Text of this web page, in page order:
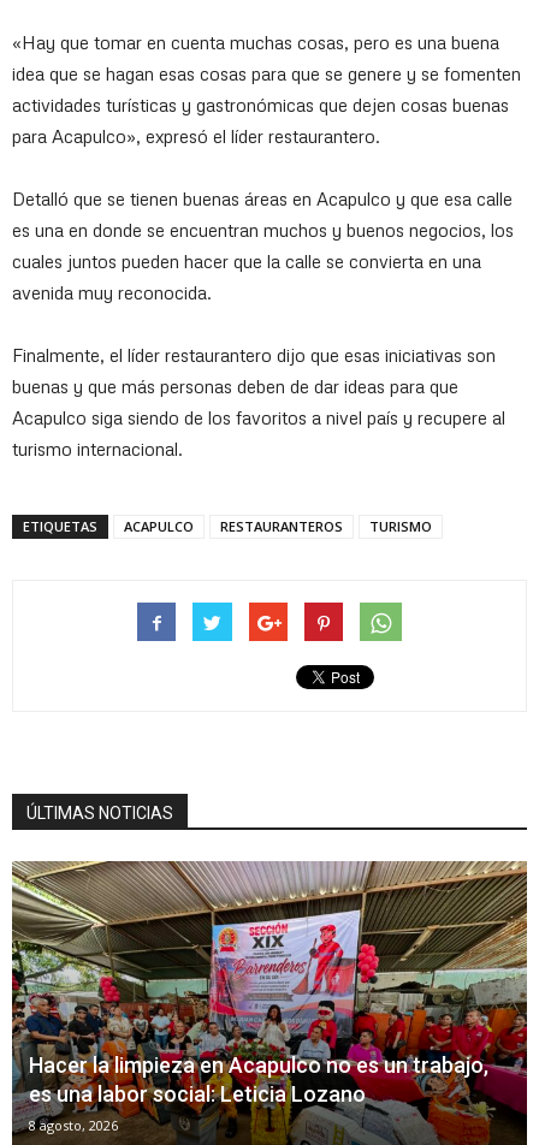
«Hay que tomar en cuenta muchas cosas, pero es una buena
idea que se hagan esas cosas para que se genere y se fomenten
actividades turísticas y gastronómicas que dejen cosas buenas
para Acapulco», expresó el líder restaurantero.
Detalló que se tienen buenas áreas en Acapulco y que esa calle
es una en donde se encuentran muchos y buenos negocios, los
cuales juntos pueden hacer que la calle se convierta en una
avenida muy reconocida.
Finalmente, el líder restaurantero dijo que esas iniciativas son
buenas y que más personas deben de dar ideas para que
Acapulco siga siendo de los favoritos a nivel país y recupere al
turismo internacional.
ETIQUETAS ACAPULCO RESTAURANTEROS TURISMO
ÚLTIMAS NOTICIAS
Hacer la limpieza en Acapulco no es un trabajo,
es una labor social: Leticia Lozano
8 agosto, 2026